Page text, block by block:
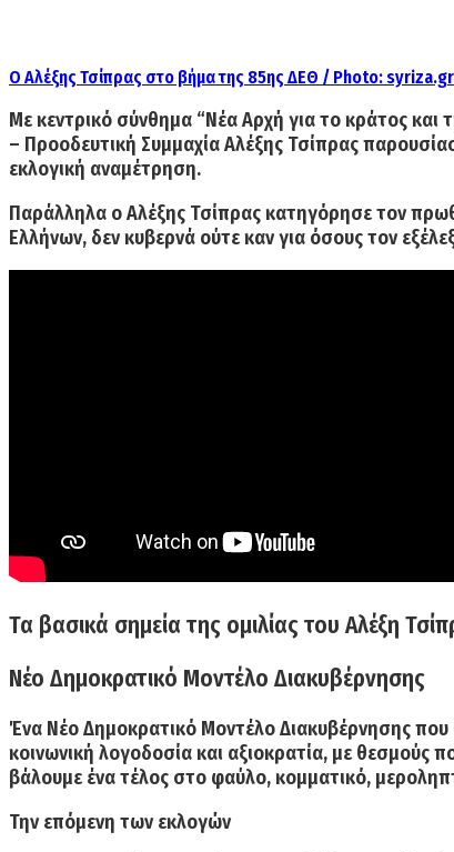
Ο Αλέξης Τσίπρας στο βήμα της 85ης ΔΕΘ / Photo: syriza.gr
Με κεντρικό σύνθημα “Νέα Αρχή για το κράτος και
– Προοδευτική ΣυμμαχίαΑλέξης Τσίπρας
εκλογική αναμέτρηση.
Παράλληλα oΑλέξης Τσίπραςκατηγόρησε τον
Ελλήνων, δεν κυβερνά ούτε καν για όσους τον
Τα βασικά σημεία της ομιλίας του Αλέξη
Νέο Δημοκρατικό Μοντέλο Διακυβέρνησης
Ένα Νέο Δημοκρατικό Μοντέλο Διακυβέρνησης
κοινωνική λογοδοσία και αξιοκρατία, με
βάλουμε ένα τέλος στο φαύλο, κομματικό,
Την επόμενη των εκλογών